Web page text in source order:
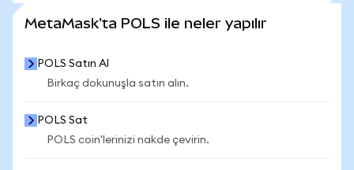
MetaMask'ta POLS ile neler yapılır
POLS Satın Al
Birkaç dokunuşla satın alın.
POLS Sat
POLS coin'lerinizi nakde çevirin.